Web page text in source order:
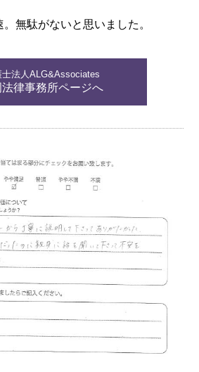
無駄がないと思いました。
士法人ALG&Associates
律事務所ページへ